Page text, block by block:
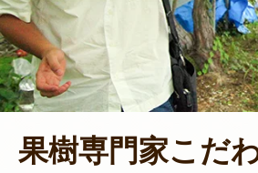
果樹専門家こだ